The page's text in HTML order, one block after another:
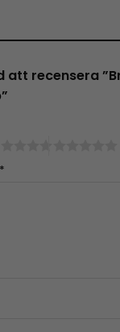
att recensera
*